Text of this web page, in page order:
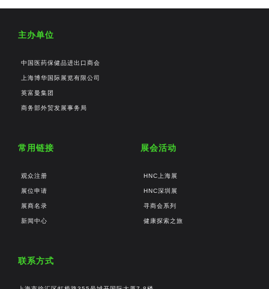
主办单位
中国医药保健品进出口商会
上海博华国际展览有限公司
英富曼集团
商务部外贸发展事务局
常用链接
观众注册
展位申请
展商名录
新闻中心
展会活动
HNC上海展
HNC深圳展
寻商会系列
健康探索之旅
联系方式